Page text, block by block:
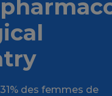
des femmes de